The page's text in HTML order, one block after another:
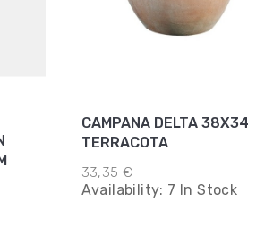
CAMPANA DELTA 38X34
TERRACOTA
33,35 €
Availability: 7 In Stock